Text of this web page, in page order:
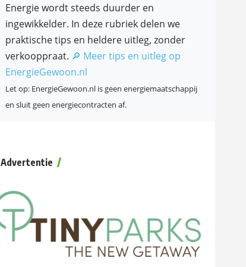
Energie wordt steeds duurder en
ingewikkelder. In deze rubriek delen we
praktische tips en heldere uitleg, zonder
verkooppraat. 🔎 Meer tips en uitleg op
EnergieGewoon.nl
Let op: EnergieGewoon.nl is geen energiemaatschappij
en sluit geen energiecontracten af.
Advertentie